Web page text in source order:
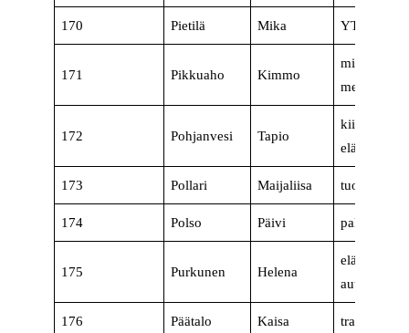
170 Pietilä Mika YTM,
171 Pikkuaho Kimmo
merkonomi
172 Pohjanvesi Tapio
eläkeläinen
173 Pollari Maijaliisa tuotannon
174 Polso Päivi
175 Purkunen Helena
eläkeläinen,
176 Päätalo Kaisa tradenomi